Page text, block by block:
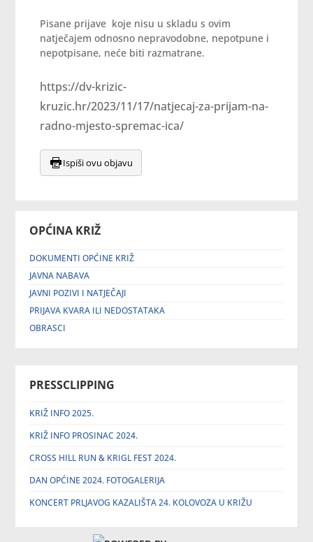
OPĆINA KRIŽ
DOKUMENTI OPĆINE KRIŽ
JAVNA NABAVA
JAVNI POZIVI I NATJEČAJI
PRIJAVA KVARA ILI NEDOSTATAKA
OBRASCI
PRESSCLIPPING
KRIŽ INFO 2025.
KRIŽ INFO PROSINAC 2024.
CROSS HILL RUN & KRIGL FEST 2024.
DAN OPĆINE 2024. FOTOGALERIJA
KONCERT PRLJAVOG KAZALIŠTA 24. KOLOVOZA U KRIŽU
Pisane prijave koje nisu u skladu s ovim
natječajem odnosno nepravodobne, nepotpune i
nepotpisane, neće biti razmatrane.
https://dv-krizic-
kruzic.hr/2023/11/17/natjecaj-za-prijam-na-
radno-mjesto-spremac-ica/
Ispiši ovu objavu